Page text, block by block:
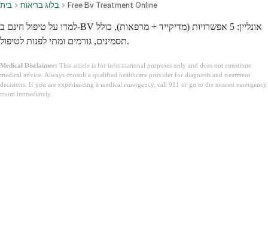
בית בלוג בריאות Free Bv Treatment Online
למדו על טיפול חינם ב-BV אונליין: 5 אפשרויות (מדיקייד + מרפאות), כולל
תסמינים, גורמים ומתי לפנות לטיפול.
Medical Disclaimer: This article is for informational purposes only and does not constitute
medical advice. Always consult a qualified healthcare provider for diagnosis and treatment
decisions. If you are experiencing a medical emergency, call 911 or go to the nearest emergency
room immediately.